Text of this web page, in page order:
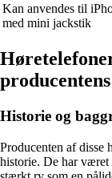
Kan anvendes til
med mini jackstik
Historie og
Producenten af disse
historie. De har været